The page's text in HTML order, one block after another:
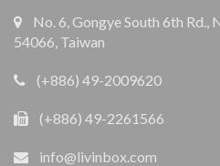
No. 6, Gongye South 6th
54066, Taiwan
(+886) 49-2009620
(+886) 49-2261566
info@livinbox.com